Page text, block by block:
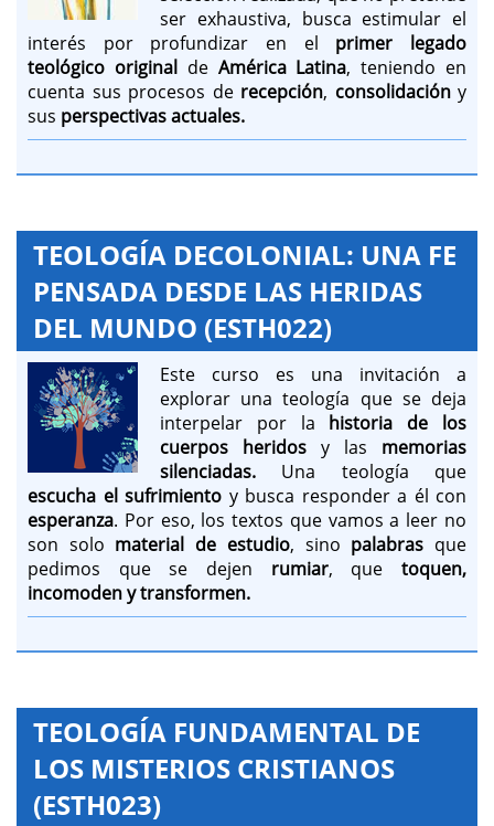
ser exhaustiva, busca estimular el
interés por profundizar en el primer legado
teológico originalde América Latina, teniendo en
cuenta sus procesos de recepción, consolidacióny
sus perspectivas actuales.
TEOLOGÍA DECOLONIAL: UNA FE
PENSADA DESDE LAS HERIDAS
DEL MUNDO (ESTH022)
Este curso es una invitación a
explorar una teología que se deja
interpelar por la historia de los
cuerpos heridos y las memorias
silenciadas. Una teología que
escucha el sufrimiento y busca responder a él con
esperanza. Por eso, los textos que vamos a leer no
son solo material de estudio, sino palabras que
pedimos que se dejen rumiar, quetoquen,
incomoden y transformen.
TEOLOGÍA FUNDAMENTAL DE
LOS MISTERIOS CRISTIANOS
(ESTH023)